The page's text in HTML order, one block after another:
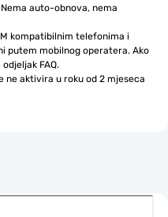
auto-obnova, nema
kompatibilnim telefonima i
putem mobilnog operatera. Ako
FAQ.
ne aktivira u roku od 2 mjeseca